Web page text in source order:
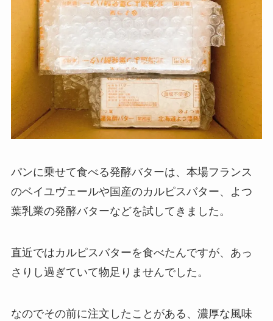
パンに乗せて食べる発酵バターは、本場フランス
のベイユヴェールや国産のカルピスバター、よつ
葉乳業の発酵バターなどを試してきました。
直近ではカルピスバターを食べたんですが、あっ
さりし過ぎていて物足りませんでした。
なのでその前に注文したことがある、濃厚な風味